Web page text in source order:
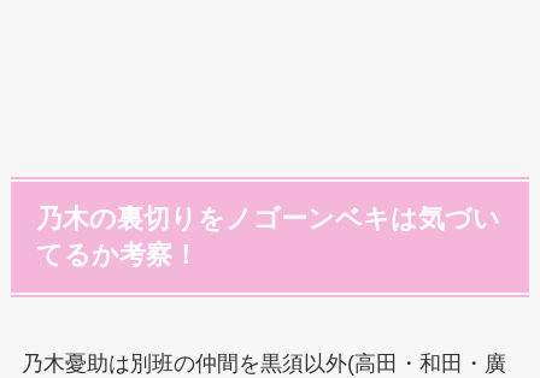
乃木の裏切りをノゴーンベキは気づい
てるか考察！
乃木憂助は別班の仲間を黒須以外(高田・和田・廣